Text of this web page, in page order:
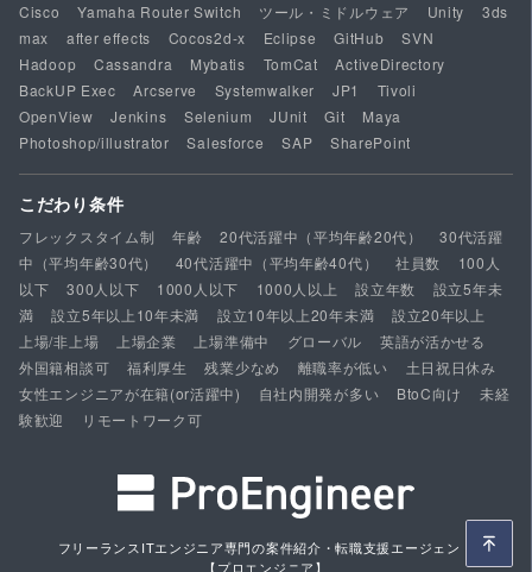
Cisco
Yamaha Router Switch ツール・ミドルウェア Unity
3ds
max
after effects Cocos2d-x Eclipse GitHub
SVN
Hadoop
Cassandra Mybatis TomCat
ActiveDirectory
BackUP Exec
Arcserve Systemwalker JP1
Tivoli
OpenView
Jenkins Selenium JUnit Git
Maya
Photoshop/illustrator
Salesforce SAP SharePoint
こだわり条件
フレックスタイム制 年齢 20代活躍中（平均年齢20代）
30代活躍
中（平均年齢30代）
40代活躍中（平均年齢40代） 社員数
100人
以下
300人以下 1000人以下 1000人以上 設立年数
設立5年未
満
設立5年以上10年未満 設立10年以上20年未満
設立20年以上
上場/非上場
上場企業 上場準備中 グローバル
英語が活かせる
外国籍相談可
福利厚生 残業少なめ 離職率が低い
土日祝日休み
女性エンジニアが在籍(or活躍中)
自社内開発が多い BtoC向け
未経
験歓迎
リモートワーク可
フリーランスITエンジニア専門の案件紹介・転職支援エージェント
【プロエンジニア】